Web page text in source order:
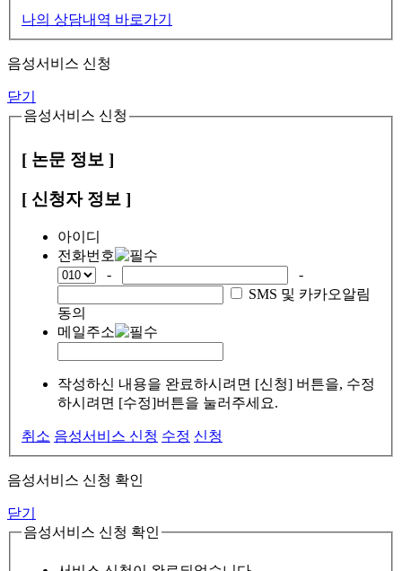
나의 상담내역 바로가기
음성서비스 신청
닫기
음성서비스 신청
[ 논문 정보 ]
[ 신청자 정보 ]
아이디
전화번호
-
-
SMS 및 카카오알림
동의
메일주소
작성하신 내용을 완료하시려면 [신청] 버튼을, 수정
하시려면 [수정]버튼을 눌러주세요.
취소 음성서비스 신청 수정 신청
음성서비스 신청 확인
닫기
음성서비스 신청 확인